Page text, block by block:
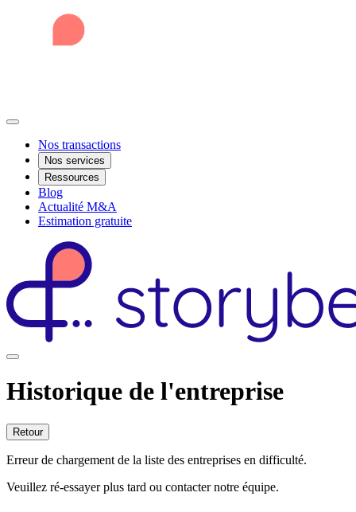
Nos transactions
Nos services
Ressources
Blog
Actualité M&A
Estimation gratuite
Historique de l'entreprise
Retour
Erreur de chargement de la liste des entreprises en difficulté.
Veuillez ré-essayer plus tard ou contacter notre équipe.